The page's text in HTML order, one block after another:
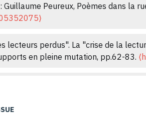
Guillaume Peureux, Poèmes dans la
lecteurs perdus". La "crise de la
en pleine mutation, pp.62-83.
sur vos maux, vous p(e)ansez les